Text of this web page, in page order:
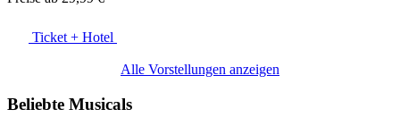
Ticket + Hotel
Alle Vorstellungen anzeigen
Beliebte Musicals